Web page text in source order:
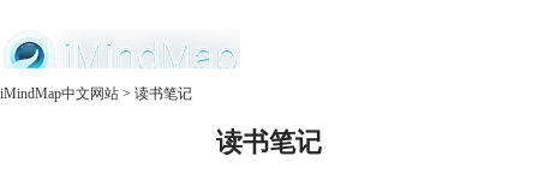
iMindMap中文网站 > 读书笔记
读书笔记